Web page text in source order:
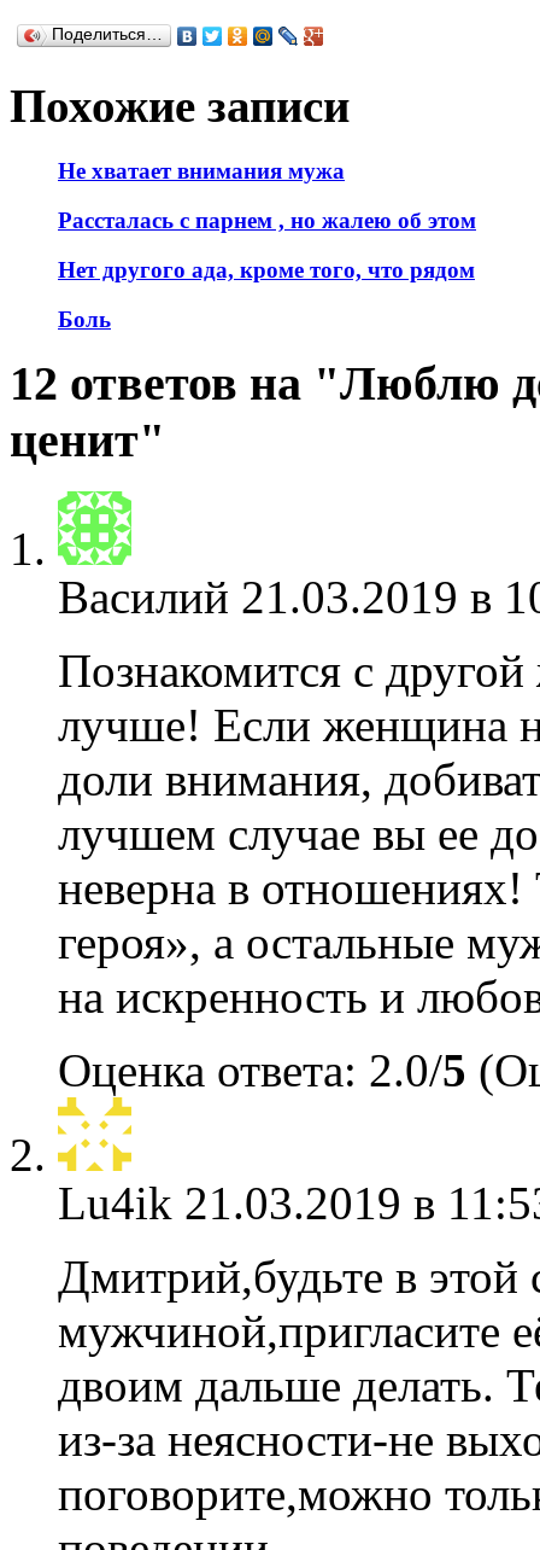
Поделиться…
Похожие записи
Не хватает внимания мужа
Рассталась с парнем , но жалею об этом
Нет другого ада, кроме того, что рядом
Боль
12 ответов на "Люблю
ценит"
Василий 21.03.2019 в
Познакомится с
лучше! Если женщина
доли внимания,
лучшем случае вы ее
неверна в
героя», а остальные
на искренность и
Оценка ответа: 2.0/5
Lu4ik 21.03.2019 в
Дмитрий,будьте в
мужчиной,пригласите
двоим дальше делать.
из-за неясности-не
поговорите,можно